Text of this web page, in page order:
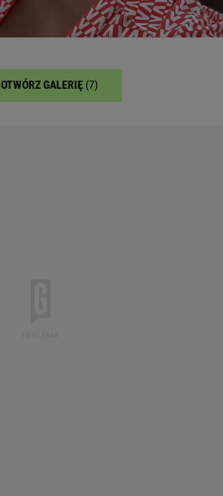
OTWÓRZ GALERIĘ (7)